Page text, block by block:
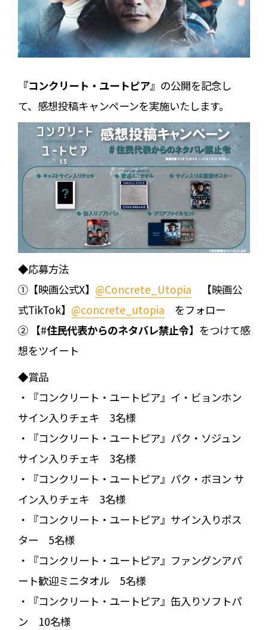
『コンクリート・ユートピア』 の公開を記念し
て、感想投稿キャンペーンを実施いたします。
◆応募方法
①【映画公式X】 @Concrete_Utopia 【映画公
式TikTok】 @concrete_utopia をフォロー
② 【#住民代表からのネタバレ禁止令】をつけて感
想をツイート
◆賞品
・『コンクリート・ユートピア』イ・ビョンホン
サイン入りチェキ 3名様
・『コンクリート・ユートピア』パク・ソジュン
サイン入りチェキ 3名様
・『コンクリート・ユートピア』パク・ボヨン サ
イン入りチェキ 3名様
・『コンクリート・ユートピア』サイン入りポス
ター 5名様
・『コンクリート・ユートピア』ファングンアパ
ート歓迎ミニタオル 5名様
・『コンクリート・ユートピア』缶入りソフトパ
ン 10名様